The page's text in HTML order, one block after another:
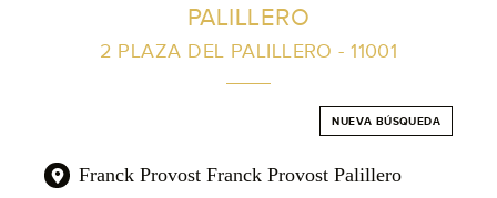
PALILLERO
2 PLAZA DEL PALILLERO - 11001
NUEVA BÚSQUEDA
Franck Provost Franck Provost Palillero